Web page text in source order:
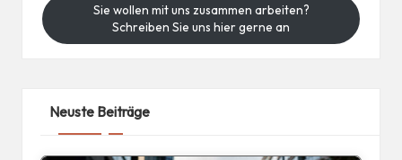
Sie wollen mit uns zusammen arbeiten?
Schreiben Sie uns hier gerne an
Neuste Beiträge